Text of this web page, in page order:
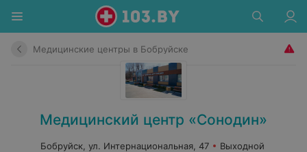
Медицинские центры в Бобруйске
Медицинский центр «Сонодин»
Бобруйск, ул. Интернациональная, 47
Выходной